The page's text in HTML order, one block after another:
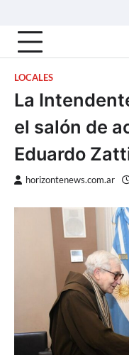
content
LOCALES
La
el salón de
Eduardo
horizontenews.com.ar